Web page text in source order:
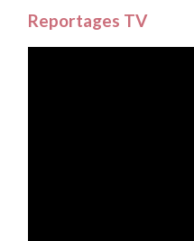
Reportages TV